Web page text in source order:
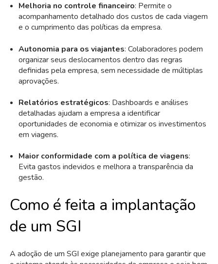
Melhoria no controle financeiro: Permite o
acompanhamento detalhado dos custos de cada viagem
e o cumprimento das políticas da empresa.
Autonomia para os viajantes: Colaboradores podem
organizar seus deslocamentos dentro das regras
definidas pela empresa, sem necessidade de múltiplas
aprovações.
Relatórios estratégicos: Dashboards e análises
detalhadas ajudam a empresa a identificar
oportunidades de economia e otimizar os investimentos
em viagens.
Maior conformidade com a política de viagens:
Evita gastos indevidos e melhora a transparência da
gestão.
Como é feita a implantação
de um SGI
A adoção de um SGI exige planejamento para garantir que